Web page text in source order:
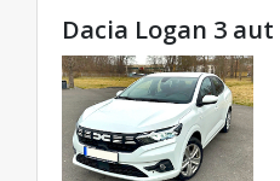
Dacia Logan 3 aut